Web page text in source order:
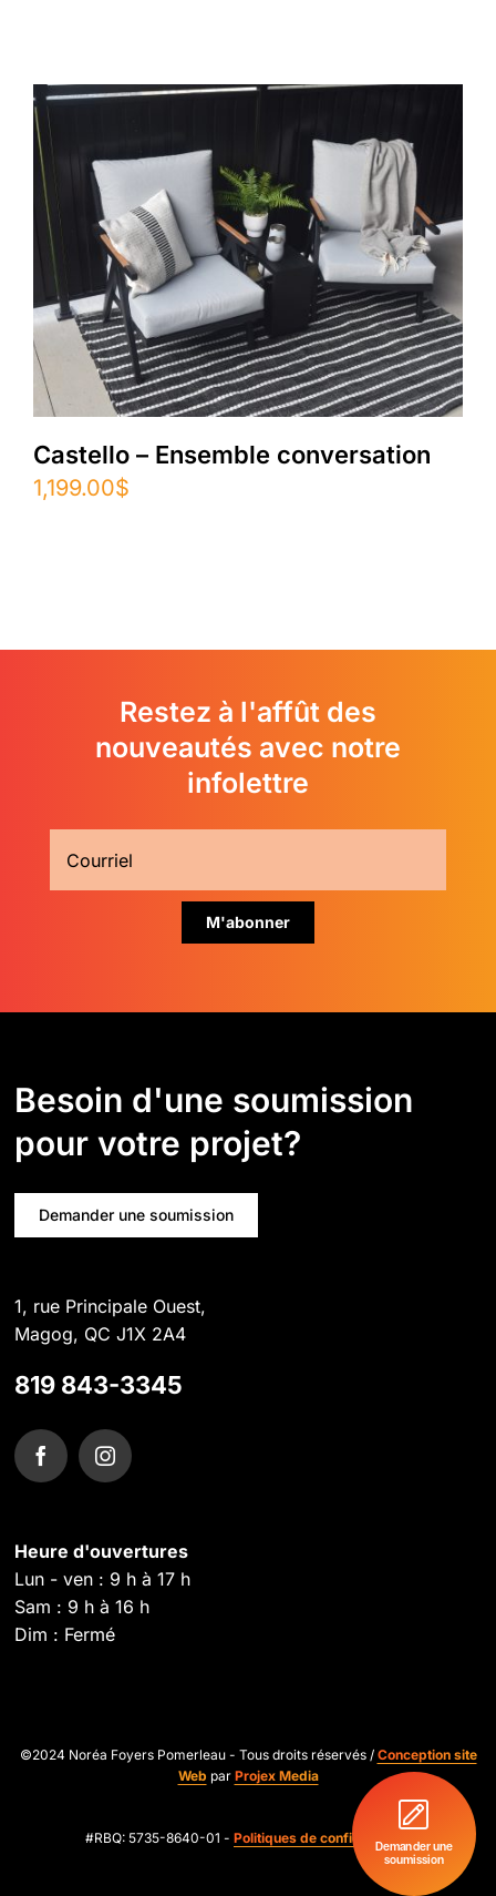
Castello – Ensemble conversation
1,199.00$
Restez à l'affût des
nouveautés avec notre
infolettre
Besoin d'une soumission
pour votre projet?
Demander une soumission
1, rue Principale Ouest,
Magog, QC J1X 2A4
819 843-3345
Heure d'ouvertures
Lun - ven : 9 h à 17 h
Sam : 9 h à 16 h
Dim : Fermé
©2024 Noréa Foyers Pomerleau - Tous droits réservés / Conception site
Web par Projex Media
#RBQ: 5735-8640-01 - Politiques de confidentialité